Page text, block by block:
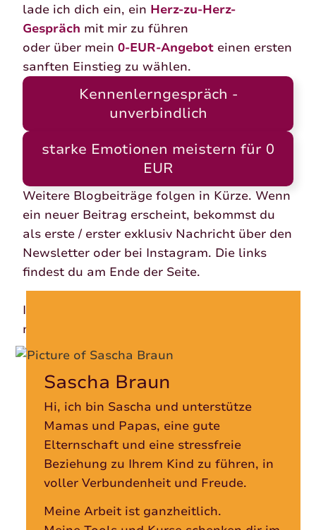
lade ich dich ein, ein Herz-zu-Herz-
Gespräch mit mir zu führen
oder über mein0-EUR-Angebot einen ersten
sanften Einstieg zu wählen.
Kennenlerngespräch -
unverbindlich
starke Emotionen meistern für 0
EUR
Weitere Blogbeiträge folgen in Kürze. Wenn
ein neuer Beitrag erscheint, bekommst du
als erste / erster exklusiv Nachricht über den
Newsletter oder bei Instagram. Die links
findest du am Ende der Seite.
Ich danke dir für dein Vertrauen und freue
mich, wenn du wieder vorbeischaust.
Sascha Braun
Hi, ich bin Sascha und unterstütze
Mamas und Papas, eine gute
Elternschaft und eine stressfreie
Beziehung zu Ihrem Kind zu führen, in
voller Verbundenheit und Freude.
Meine Arbeit ist ganzheitlich.